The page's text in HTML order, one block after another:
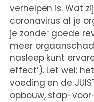
verhelpen is. Wat
coronavirus al je
je zonder goede
meer
nasleep kunt
effect’). Let wel:
voeding en de
opbouw, stap-